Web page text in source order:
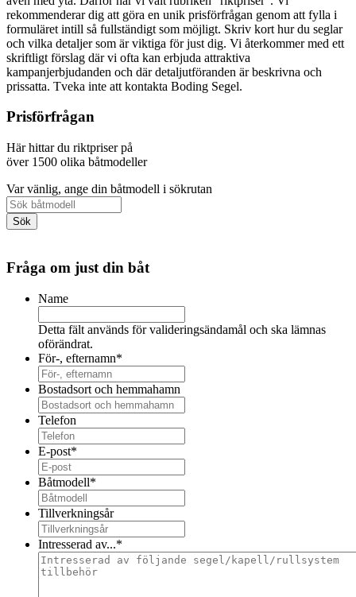
rekommenderar dig att göra en unik prisförfrågan genom att fylla i
formuläret intill så fullständigt som möjligt. Skriv kort hur du seglar
och vilka detaljer som är viktiga för just dig. Vi återkommer med ett
skriftligt förslag där vi ofta kan erbjuda attraktiva
kampanjerbjudanden och där detaljutföranden är beskrivna och
prissatta. Tveka inte att kontakta Boding Segel.
Prisförfrågan
Här hittar du riktpriser på
över 1500 olika båtmodeller
Var vänlig, ange din båtmodell i sökrutan
Fråga om just din båt
Name
Detta fält används för valideringsändamål och ska lämnas
oförändrat.
För-, efternamn*
Bostadsort och hemmahamn
Telefon
E-post*
Båtmodell*
Tillverkningsår
Intresserad av...*